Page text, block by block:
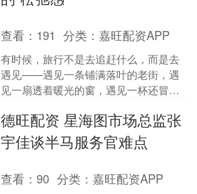
查看： 191 分类：嘉旺配资APP
有时候，旅行不是去追赶什么，而是去
遇见——遇见一条铺满落叶的老街，遇
见一扇透着暖光的窗，遇见一杯还冒着
到久违的安宁。 德国，便....
德旺配资 星海图市场总监张
宇佳谈半马服务官难点
查看：90 分类：嘉旺配资APP